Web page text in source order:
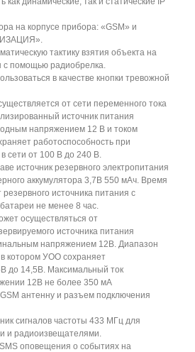
на корпусе прибора: «GSM» и
тактику взятия объекта на
с помощью радиобрелка.
в качестве кнопки тревожной
от сети переменного тока
источник питания
напряжением 12 В и током
работоспособность при
сети от 100 В до 240 В.
источник резервного электропитания
аккумулятора 3,7В 550 мАч. Время
источника питания с
не менее 8 час.
осуществляться от
источника питания
напряжением 12В. Диапазон
котором УОО сохраняет
до 14,5В. Максимальный ток
12В не более 350 мА
антенну и разъем подключения
сигналов частоты 433 МГц для
и радиоизвещателями.
оповещения о событиях на